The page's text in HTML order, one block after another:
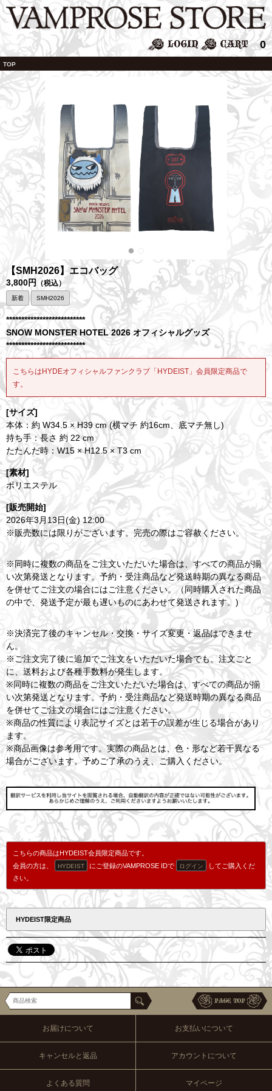
0
TOP
【SMH2026】エコバッグ
3,800円 （税込）
新着 SMH2026
**************************
SNOW MONSTER HOTEL 2026 オフィシャルグッズ
**************************
こちらはHYDEオフィシャルファンクラブ「HYDEIST」会員限定商品で
す。
[サイズ]
本体：約 W34.5 × H39 cm (横マチ 約16cm、底マチ無し)
持ち手：長さ 約 22 cm
たたんだ時：W15 × H12.5 × T3 cm
[素材]
ポリエステル
[販売開始]
2026年3月13日(金) 12:00
※販売数には限りがございます。完売の際はご容赦ください。
※同時に複数の商品をご注文いただいた場合は、すべての商品が揃
い次第発送となります。予約・受注商品など発送時期の異なる商品
を併せてご注文の場合にはご注意ください。（同時購入された商品
の中で、発送予定が最も遅いものにあわせて発送されます。)
※決済完了後のキャンセル・交換・サイズ変更・返品はできませ
ん。
※ご注文完了後に追加でご注文をいただいた場合でも、注文ごと
に、送料および各種手数料が発生します。
※同時に複数の商品をご注文いただいた場合は、すべての商品が揃
い次第発送となります。予約・受注商品など発送時期の異なる商品
を併せてご注文の場合にはご注意ください。
※商品の性質により表記サイズとは若干の誤差が生じる場合があり
ます。
※商品画像は参考用です。実際の商品とは、色・形など若干異なる
場合がございます。予めご了承のうえ、ご購入ください。
こちらの商品はHYDEIST会員限定商品です。
会員の方は、
HYDEIST にご登録のVAMPROSE IDで ログイン
してご購入くだ
さい。
HYDEIST限定商品
お届けについて お支払いについて
キャンセルと返品 アカウントについて
よくある質問 マイページ